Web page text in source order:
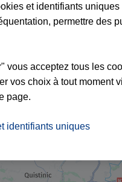
et identifiants
permettre des
vous acceptez tous les
vos choix à tout moment
page.
identifiants uniques